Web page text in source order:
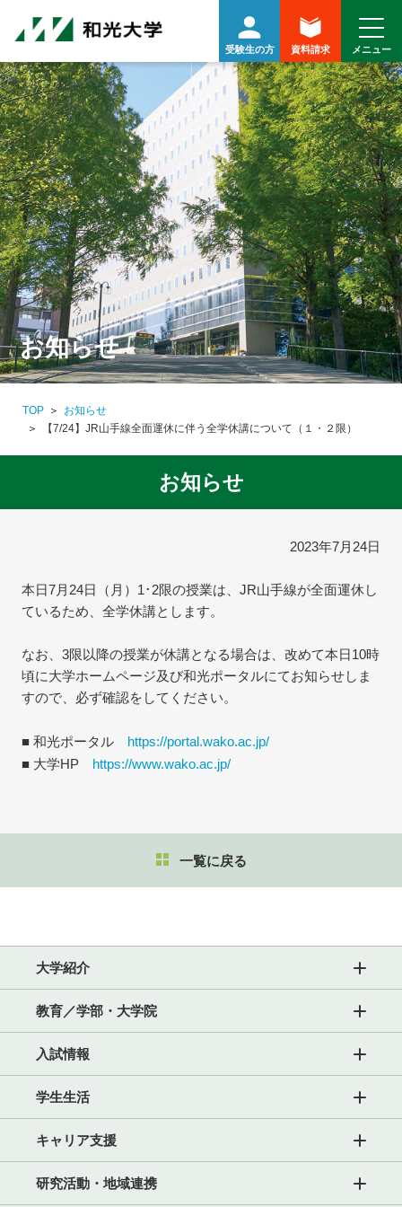
受験生の方 資料請求
お知らせ
TOP
お知らせ
【7/24】JR山手線全面運休に伴う全学休講について（１・２限）
お知らせ
2023年7月24日
本日7月24日（月）1･2限の授業は、JR山手線が全面運休し
ているため、全学休講とします。
なお、3限以降の授業が休講となる場合は、改めて本日10時
頃に大学ホームページ及び和光ポータルにてお知らせしま
すので、必ず確認をしてください。
■ 和光ポータル https://portal.wako.ac.jp/
■ 大学HP https://www.wako.ac.jp/
一覧に戻る
大学紹介
教育／学部・大学院
入試情報
学生生活
キャリア支援
研究活動・地域連携